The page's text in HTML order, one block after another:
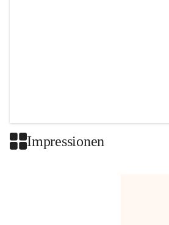
Impressionen